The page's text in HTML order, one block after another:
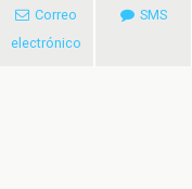
Correo
electrónico
SMS